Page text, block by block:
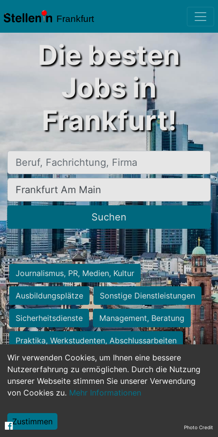
Frankfurt
Wir verwenden Cookies, um Ihnen eine bessere
Nutzererfahrung zu ermöglichen. Durch die Nutzung
unserer Webseite stimmen Sie unserer Verwendung
von Cookies zu. Mehr Informationen
Zustimmen
Die besten
Jobs in
Frankfurt!
Beruf, Fachrichtung, Firma
Ort, Stadt
Suchen
Journalismus, PR, Medien, Kultur
Ausbildungsplätze Sonstige Dienstleistungen
Sicherheitsdienste Management, Beratung
Praktika, Werkstudenten, Abschlussarbeiten
Personalwesen Assistenz, Sekretariat
Hilfskräfte, Aushilfs- und Nebenjobs
Weiterbildung, Studium, duale Ausbildung Photo Credit